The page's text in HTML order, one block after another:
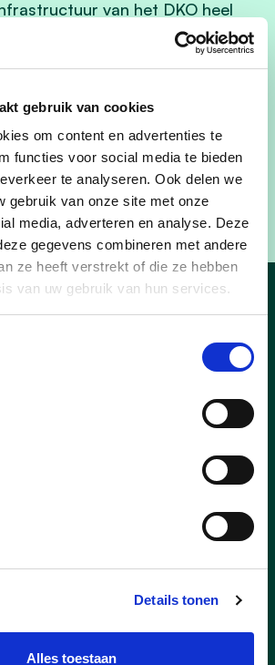
gebruik van cookies
om content en advertenties te
functies voor social media te bieden
te analyseren. Ook delen we
gebruik van onze site met onze
media, adverteren en analyse. Deze
gegevens combineren met andere
ze heeft verstrekt of die ze hebben
van uw gebruik van hun services.
Details tonen
Alles toestaan
van het DKO heel
was bij deze muziekacademie
jaar wachten heeft de
garanderen we de
gebruikers en verbeteren we de
infrastructuur. Zo kunnen we de
een betere muzikale